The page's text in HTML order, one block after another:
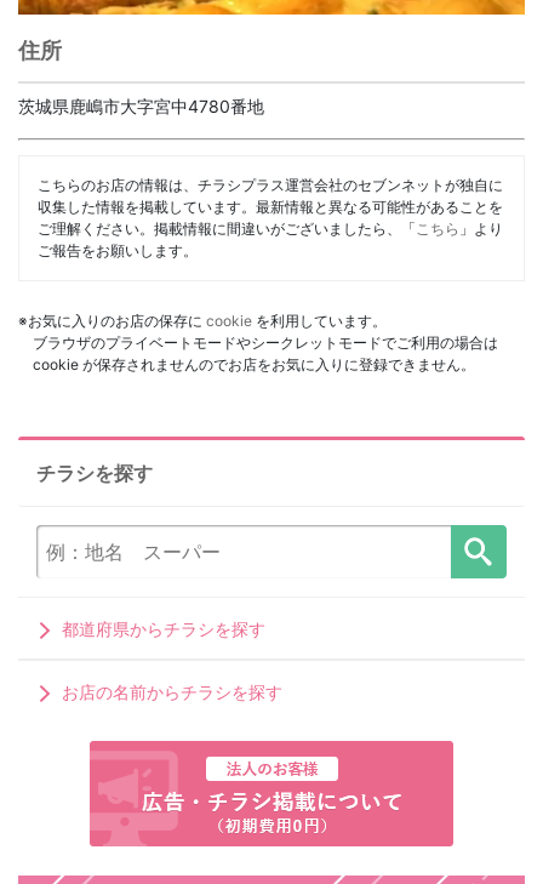
住所
茨城県鹿嶋市大字宮中4780番地
こちらのお店の情報は、チラシプラス運営会社のセブンネットが独自に
収集した情報を掲載しています。最新情報と異なる可能性があることを
ご理解ください。掲載情報に間違いがございましたら、「 こちら 」より
ご報告をお願いします。
※お気に入りのお店の保存に cookie を利用しています。
ブラウザのプライベートモードやシークレットモードでご利用の場合は
cookie が保存されませんのでお店をお気に入りに登録できません。
チラシを探す
都道府県からチラシを探す
お店の名前からチラシを探す